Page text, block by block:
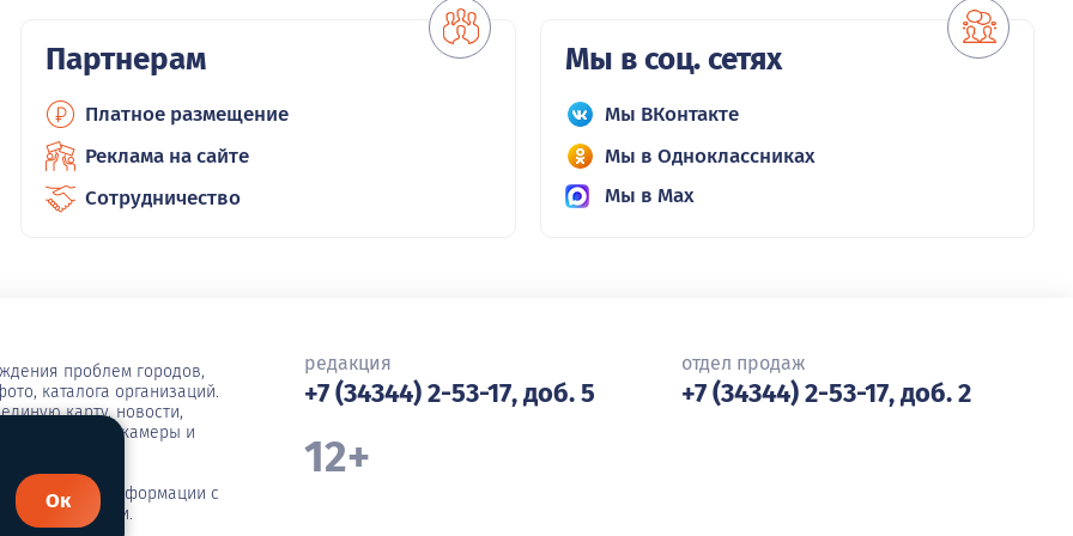
Партнерам
Платное размещение
Реклама на сайте
Сотрудничество
Мы в соц. сетях
Мы ВКонтакте
Мы в Одноклассниках
Мы в Max
проблем городов,
каталога организаций.
карту, новости,
погода, вебкамеры и
информации с
администрации.
редакция
+7 (34344) 2-53-17, доб. 5
отдел продаж
+7 (34344) 2-53-17, доб. 2
12+
Ок